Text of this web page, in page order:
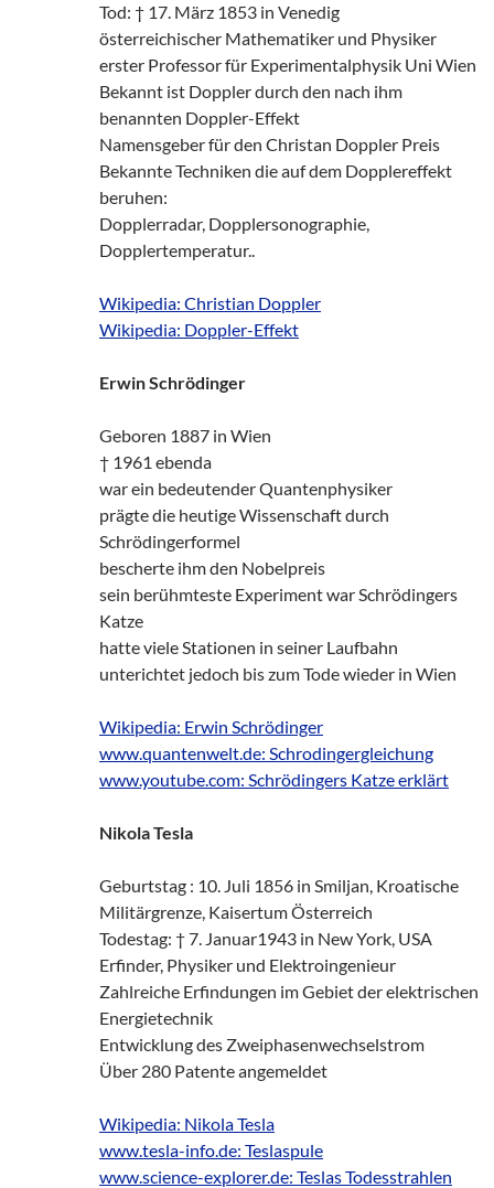
Tod: † 17. März 1853 in Venedig
österreichischer Mathematiker und Physiker
erster Professor für Experimentalphysik Uni Wien
Bekannt ist Doppler durch den nach ihm
benannten Doppler-Effekt
Namensgeber für den Christan Doppler Preis
Bekannte Techniken die auf dem Dopplereffekt
beruhen:
Dopplerradar, Dopplersonographie,
Dopplertemperatur..
Wikipedia: Christian Doppler
Wikipedia: Doppler-Effekt
Erwin Schrödinger
Geboren 1887 in Wien
† 1961 ebenda
war ein bedeutender Quantenphysiker
prägte die heutige Wissenschaft durch
Schrödingerformel
bescherte ihm den Nobelpreis
sein berühmteste Experiment war Schrödingers
Katze
hatte viele Stationen in seiner Laufbahn
unterichtet jedoch bis zum Tode wieder in Wien
Wikipedia: Erwin Schrödinger
www.quantenwelt.de: Schrodingergleichung
www.youtube.com: Schrödingers Katze erklärt
Nikola Tesla
Geburtstag : 10. Juli 1856 in Smiljan, Kroatische
Militärgrenze, Kaisertum Österreich
Todestag: † 7. Januar1943 in New York, USA
Erfinder, Physiker und Elektroingenieur
Zahlreiche Erfindungen im Gebiet der elektrischen
Energietechnik
Entwicklung des Zweiphasenwechselstrom
Über 280 Patente angemeldet
Wikipedia: Nikola Tesla
www.tesla-info.de: Teslaspule
www.science-explorer.de: Teslas Todesstrahlen